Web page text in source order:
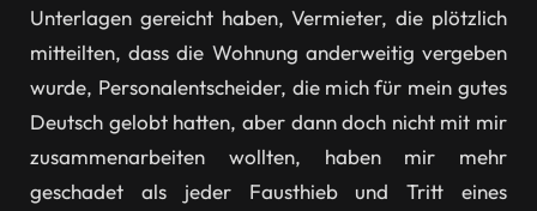
Unterlagen gereicht haben, Vermieter, die plötzlich
mitteilten, dass die Wohnung anderweitig vergeben
wurde, Personalentscheider, die mich für mein gutes
Deutsch gelobt hatten, aber dann doch nicht mit mir
zusammenarbeiten wollten, haben mir mehr
geschadet als jeder Fausthieb und Tritt eines